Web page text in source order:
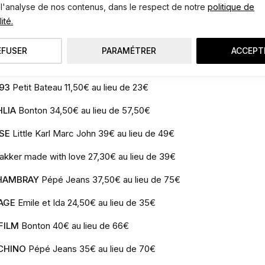
de nos contenus, dans le respect de notre politique de
PARAMÉTRER
Petit Bateau 11,50€ au lieu de 23€
Bonton 34,50€ au lieu de 57,50€
Little Karl Marc John 39€ au lieu de 49€
made with love 27,30€ au lieu de 39€
Pépé Jeans 37,50€ au lieu de 75€
Emile et Ida 24,50€ au lieu de 35€
Bonton 40€ au lieu de 66€
Pépé Jeans 35€ au lieu de 70€